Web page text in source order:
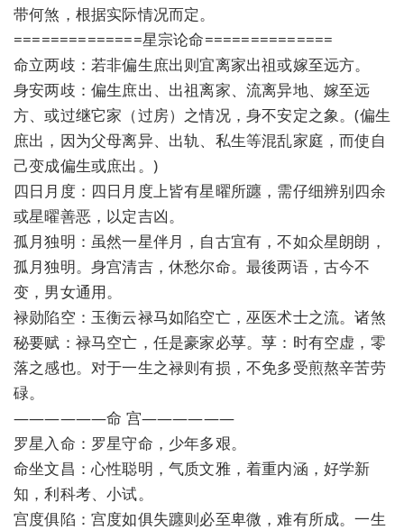
带何煞，根据实际情况而定。
==============星宗论命==============
命立两歧：若非偏生庶出则宜离家出祖或嫁至远方。
身安两歧：偏生庶出、出祖离家、流离异地、嫁至远
方、或过继它家（过房）之情况，身不安定之象。(偏生
庶出，因为父母离异、出轨、私生等混乱家庭，而使自
己变成偏生或庶出。)
四日月度：四日月度上皆有星曜所躔，需仔细辨别四余
或星曜善恶，以定吉凶。
孤月独明：虽然一星伴月，自古宜有，不如众星朗朗，
孤月独明。身宫清吉，休愁尔命。最後两语，古今不
变，男女通用。
禄勋陷空：玉衡云禄马如陷空亡，巫医术士之流。诸煞
秘要赋：禄马空亡，任是豪家必莩。莩：时有空虚，零
落之感也。对于一生之禄则有损，不免多受煎熬辛苦劳
碌。
——————命 宫——————
罗星入命：罗星守命，少年多艰。
命坐文昌：心性聪明，气质文雅，着重内涵，好学新
知，利科考、小试。
宫度俱陷：宫度如俱失躔则必至卑微，难有所成。一生